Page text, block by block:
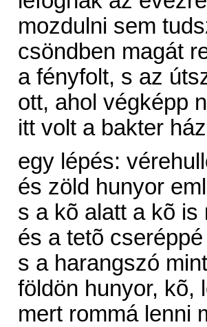
mozdulni sem
csöndben magát
a fényfolt, s az
ott, ahol végképp
itt volt a bakter
egy lépés:
és zöld hunyor
s a kõ alatt a kõ is
és a tetõ
s a harangszó
földön hunyor, kõ,
mert rommá lenni